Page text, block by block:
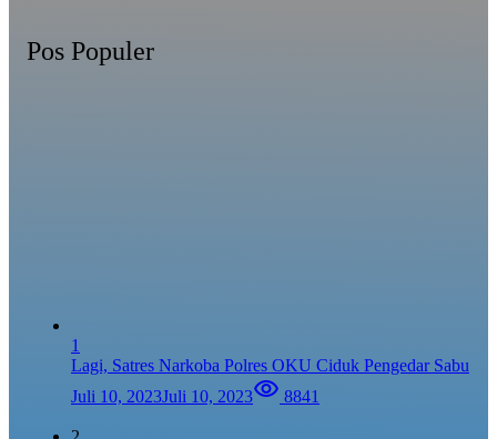
Pos Populer
1
Lagi, Satres Narkoba Polres OKU Ciduk Pengedar Sabu
Juli 10, 2023Juli 10, 2023 8841